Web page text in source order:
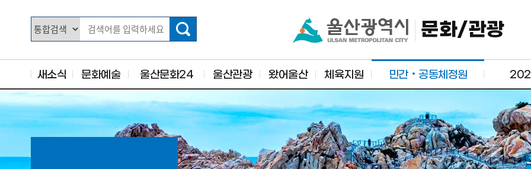
문화/관광
새소식 문화예술 울산문화24 울산관광 왔어울산 체육지원 민간‧공동체정원